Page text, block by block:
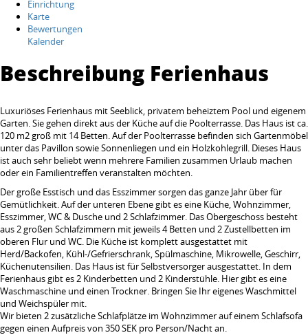
Einrichtung
Karte
Bewertungen
Kalender
Beschreibung Ferienhaus
Luxuriöses Ferienhaus mit Seeblick, privatem beheiztem Pool und eigenem
Garten. Sie gehen direkt aus der Küche auf die Poolterrasse. Das Haus ist ca.
120 m2 groß mit 14 Betten. Auf der Poolterrasse befinden sich Gartenmöbel
unter das Pavillon sowie Sonnenliegen und ein Holzkohlegrill. Dieses Haus
ist auch sehr beliebt wenn mehrere Familien zusammen Urlaub machen
oder ein Familientreffen veranstalten möchten.
Der große Esstisch und das Esszimmer sorgen das ganze Jahr über für
Gemütlichkeit. Auf der unteren Ebene gibt es eine Küche, Wohnzimmer,
Esszimmer, WC & Dusche und 2 Schlafzimmer. Das Obergeschoss besteht
aus 2 großen Schlafzimmern mit jeweils 4 Betten und 2 Zustellbetten im
oberen Flur und WC. Die Küche ist komplett ausgestattet mit
Herd/Backofen, Kühl-/Gefrierschrank, Spülmaschine, Mikrowelle, Geschirr,
Küchenutensilien. Das Haus ist für Selbstversorger ausgestattet. In dem
Ferienhaus gibt es 2 Kinderbetten und 2 Kinderstühle. Hier gibt es eine
Waschmaschine und einen Trockner. Bringen Sie Ihr eigenes Waschmittel
und Weichspüler mit.
Wir bieten 2 zusätzliche Schlafplätze im Wohnzimmer auf einem Schlafsofa
gegen einen Aufpreis von 350 SEK pro Person/Nacht an.